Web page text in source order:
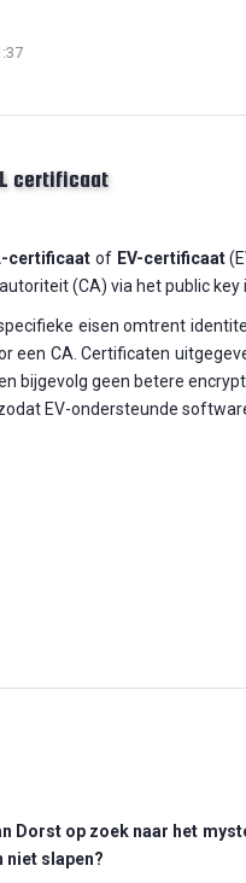
certificaat
certificaat of EV-certificaat
(CA) via het public
eisen omtrent
een CA. Certificaten
bijgevolg geen betere
EV-ondersteunde
Dorst op zoek naar het
niet slapen?